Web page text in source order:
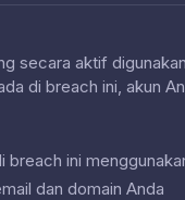
secara aktif
di breach ini, akun
breach ini
dan domain Anda